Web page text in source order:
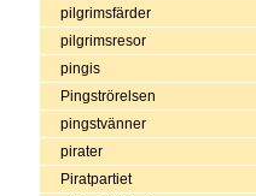
pilgrimsfärder
pilgrimsresor
pingis
Pingströrelsen
pingstvänner
pirater
Piratpartiet